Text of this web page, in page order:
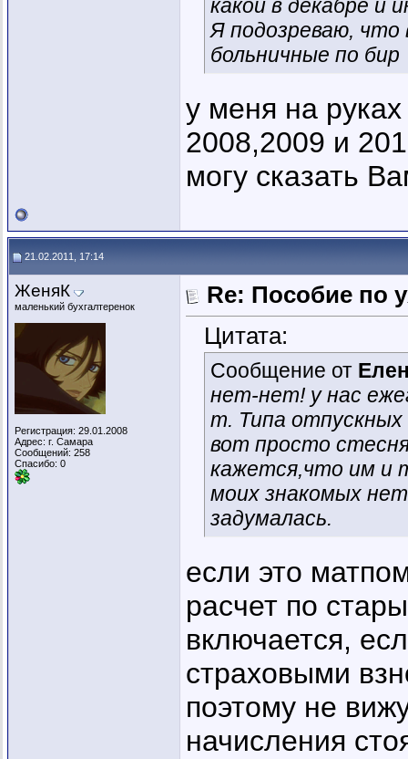
какой в декабре и
Я подозреваю, что
больничные по бир
у меня на
2008,2009 и
могу сказать
21.02.2011, 17:14
ЖеняК
маленький бухгалтеренок
Регистрация: 29.01.2008
Адрес: г. Самара
Сообщений: 258
Спасибо: 0
Re: Пособие по
Цитата:
Сообщение от
нет-нет! у нас
т. Типа
вот просто
кажется,что им и
моих знакомых
задумалась.
если это
расчет по
включается,
страховыми
поэтому не
начисления